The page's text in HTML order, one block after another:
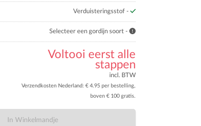
Verduisteringsstof -
Selecteer een gordijn soort -
Voltooi eerst alle
stappen
incl. BTW
Verzendkosten Nederland: € 4.95 per bestelling,
boven € 100 gratis.
In Winkelmandje